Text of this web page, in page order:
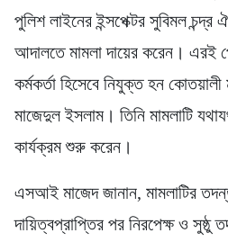
পুলিশ লাইনের ইন্সপেক্টর সুবিমল চন্দ্র
আদালতে মামলা দায়ের করেন। এরই
কর্মকর্তা হিসেবে নিযুক্ত হন
মাজেদুল ইসলাম। তিনি মামলাটি
কার্যক্রম শুরু করেন।
এসআই মাজেদ জানান, মামলাটির
দায়িত্বপ্রাপ্তির পর নিরপেক্ষ ও সুষ্ঠু